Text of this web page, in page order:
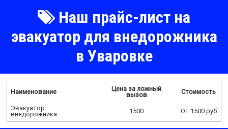
Наш прайс-лист на
эвакуатор для внедорожника
в Уваровке
Наименование
Цена за ложный
вызов
Стоимость
Эвакуатор
внедорожника
1500 От 1500 руб